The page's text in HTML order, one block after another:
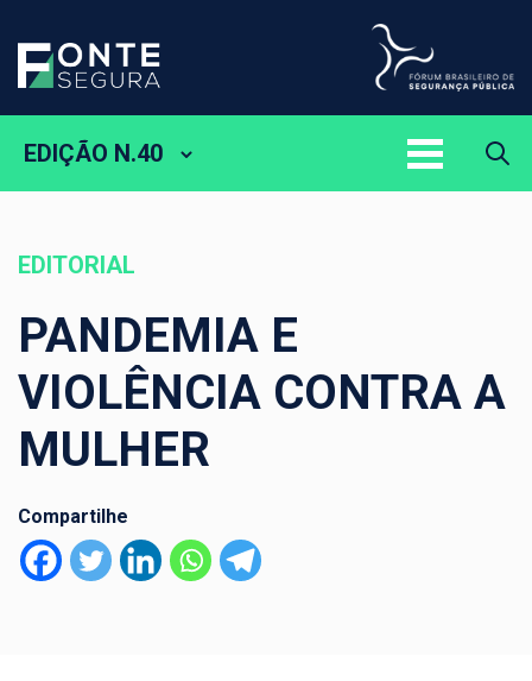
EDIÇÃO N.40
EDITORIAL
PANDEMIA E
VIOLÊNCIA CONTRA A
MULHER
Compartilhe